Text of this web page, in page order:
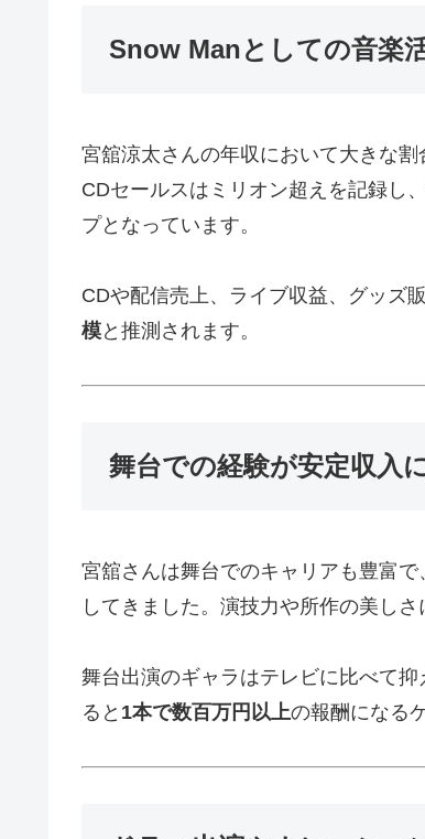
Snow Manとしての音楽
宮舘涼太さんの年収において大きな
CDセールスはミリオン超えを記録し
プとなっています。
CDや配信売上、ライブ収益、グッズ
模と推測されます。
舞台での経験が安定収入
宮舘さんは舞台でのキャリアも豊富
してきました。演技力や所作の美し
舞台出演のギャラはテレビに比べて
ると 1本で数百万円以上の報酬になる